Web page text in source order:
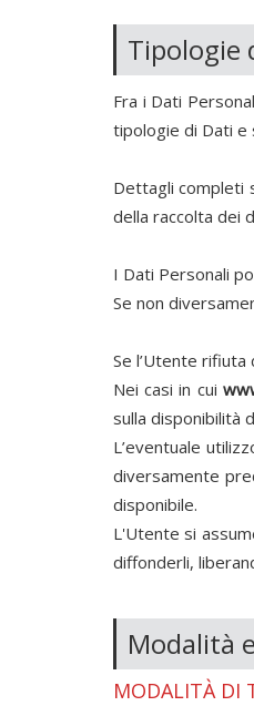
Tipologie
Fra i Dati
tipologie di Dati
Dettagli completi
della raccolta dei
I Dati Personali
Se non
Se l’Utente
Nei casi in cui
sulla disponibilità
L’eventuale
diversamente
disponibile.
L'Utente si
diffonderli,
Modalità
MODALITÀ DI